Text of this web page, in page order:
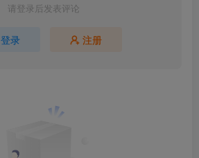
请登录后发表评论
登录 注册